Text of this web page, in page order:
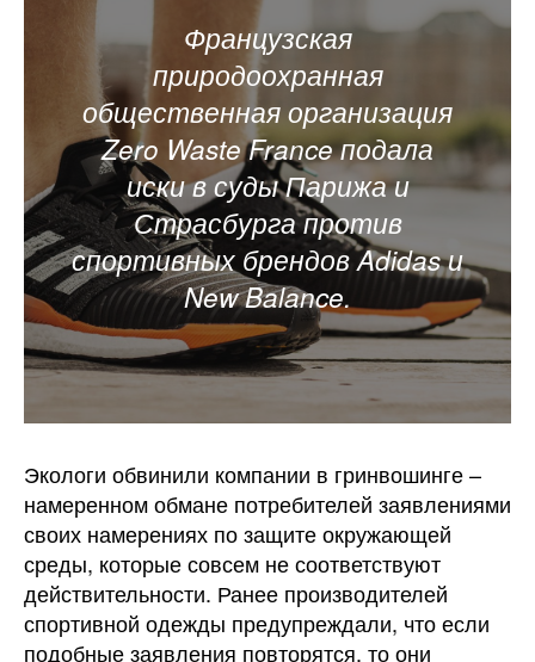
New
Французская
природоохранная
общественная организация
Zero Waste France подала
иски в суды Парижа и
Страсбурга против
спортивных брендов Adidas и
New Balance.
Экологи обвинили компании в гринвошинге –
намеренном обмане потребителей заявлениями
своих намерениях по защите окружающей
среды, которые совсем не соответствуют
действительности. Ранее производителей
спортивной одежды предупреждали, что если
подобные заявления повторятся, то они